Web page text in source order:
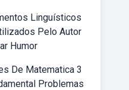
Linguísticos
Pelo Autor
Humor
De Matematica 3
Problemas